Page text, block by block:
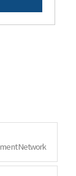
Network